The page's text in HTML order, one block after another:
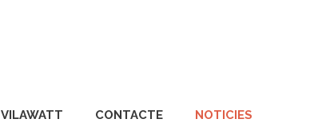
VILAWATT CONTACTE NOTICIES